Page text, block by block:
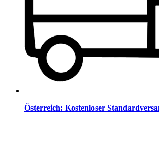
Österreich: Kostenloser